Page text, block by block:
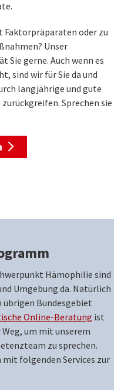
Faktorpräparaten oder zu
Unser
gerne. Auch wenn es
sind wir für Sie da und
langjährige und gute
Sprechen sie
Hämophilie sind
Umgebung da. Natürlich
übrigen Bundesgebiet
Online-Beratung ist
um mit unserem
zu sprechen.
folgenden Services zur